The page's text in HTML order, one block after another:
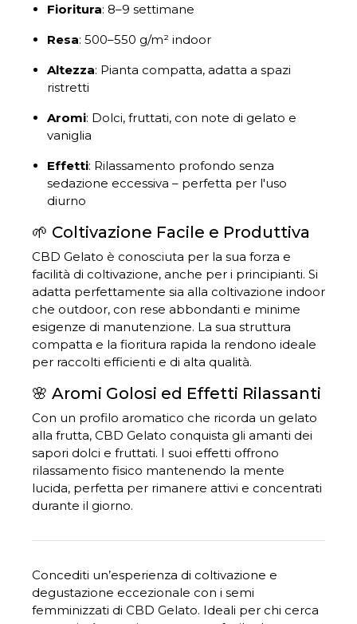
Fioritura: 8–9 settimane
Resa: 500–550 g/m² indoor
Altezza: Pianta compatta, adatta a spazi
ristretti
Aromi: Dolci, fruttati, con note di gelato e
vaniglia
Effetti: Rilassamento profondo senza
sedazione eccessiva – perfetta per l'uso
diurno
🌱 Coltivazione Facile e Produttiva
CBD Gelato è conosciuta per la sua forza e
facilità di coltivazione, anche per i principianti. Si
adatta perfettamente sia alla coltivazione indoor
che outdoor, con rese abbondanti e minime
esigenze di manutenzione. La sua struttura
compatta e la fioritura rapida la rendono ideale
per raccolti efficienti e di alta qualità.
🌸 Aromi Golosi ed Effetti Rilassanti
Con un profilo aromatico che ricorda un gelato
alla frutta, CBD Gelato conquista gli amanti dei
sapori dolci e fruttati. I suoi effetti offrono
rilassamento fisico mantenendo la mente
lucida, perfetta per rimanere attivi e concentrati
durante il giorno.
Concediti un’esperienza di coltivazione e
degustazione eccezionale con i semi
femminizzati di CBD Gelato. Ideali per chi cerca